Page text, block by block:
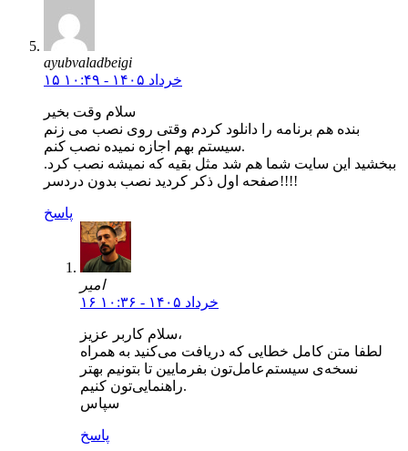
ayubvaladbeigi
۱۵ خرداد ۱۴۰۵ - ۱۰:۴۹
سلام وقت بخیر
بنده هم برنامه را دانلود کردم وقتی روی نصب می زنم
سیستم بهم اجازه نمیده نصب کنم.
ببخشید این سایت شما هم شد مثل بقیه که نمیشه نصب کرد.
صفحه اول ذکر کردید نصب بدون دردسر!!!!
پاسخ
امیر
۱۶ خرداد ۱۴۰۵ - ۱۰:۳۶
سلام کاربر عزیز،
لطفا متن کامل خطایی که دریافت می‌کنید به همراه
نسخه‌ی سیستم‌عامل‌تون بفرمایین تا بتونیم بهتر
راهنمایی‌تون کنیم.
سپاس
پاسخ